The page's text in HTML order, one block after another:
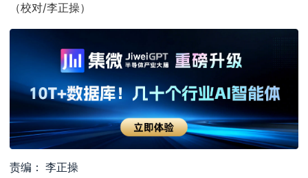
（校对/李正操）
责编： 李正操